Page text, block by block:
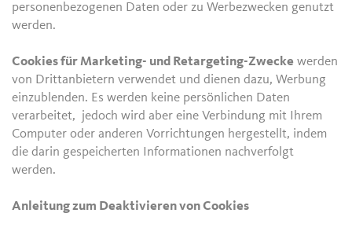
personenbezogenen Daten oder zu Werbezwecken genutzt
werden.
Cookies für Marketing- und Retargeting-Zwecke werden
von Drittanbietern verwendet und dienen dazu, Werbung
einzublenden. Es werden keine persönlichen Daten
verarbeitet, jedoch wird aber eine Verbindung mit Ihrem
Computer oder anderen Vorrichtungen hergestellt, indem
die darin gespeicherten Informationen nachverfolgt
werden.
Anleitung zum Deaktivieren von Cookies